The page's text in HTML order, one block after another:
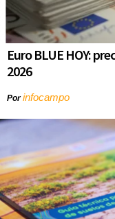
Euro BLUE HOY:
2026
Porinfocampo